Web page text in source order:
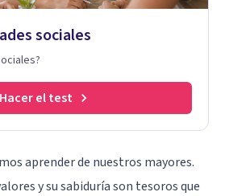
sociales
Hacer el test
aprender de nuestros mayores.
y su sabiduría son tesoros que